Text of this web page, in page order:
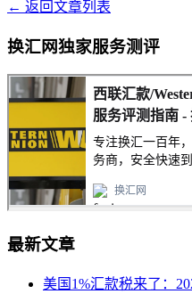
← 返回文章列表
换汇网独家服务测评
最新文章
美国1%汇款税来了：